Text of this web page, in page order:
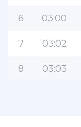
6 03:00
7 03:02
8 03:03